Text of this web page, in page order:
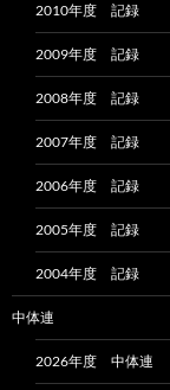
2010年度 記録
2009年度 記録
2008年度 記録
2007年度 記録
2006年度 記録
2005年度 記録
2004年度 記録
中体連
2026年度 中体連